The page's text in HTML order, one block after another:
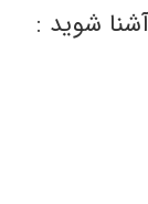
شوید :